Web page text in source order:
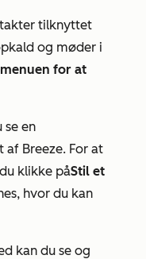
tilknyttet
og møder i
for at
se en
Breeze. For at
klikke påStil et
hvor du kan
kan du se og